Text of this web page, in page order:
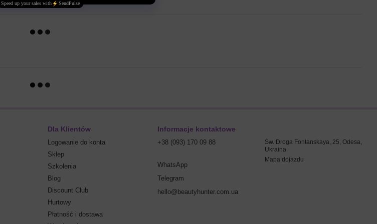
Dla Klientów
Logowanie do konta
Sklep
Szkolenia
Blog
Discount Club
Hurtowy
Płatność i dostawa
Informacje kontaktowe
+38 (093) 170 09 88
WhatsApp
Telegram
hello@beautyhunter.com.ua
Św. Droga Fontanskaya, 25, Odesa,
Ukraina
Mapa dojazdu